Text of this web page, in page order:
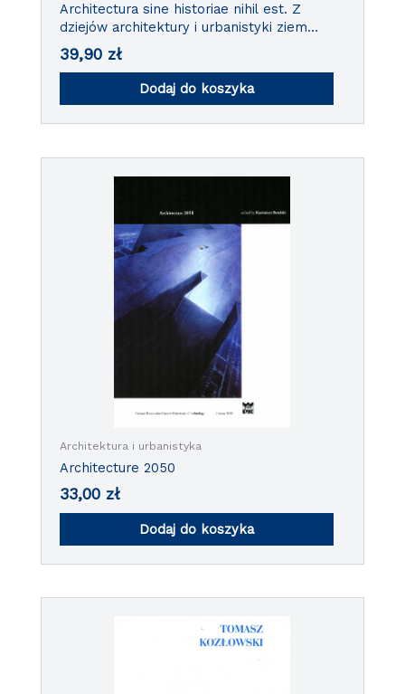
Architectura sine historiae nihil est. Z
dziejów architektury i urbanistyki ziem
Łotwy.
39,90 zł
Dodaj do koszyka
Architektura i urbanistyka
Architecture 2050
33,00 zł
Dodaj do koszyka